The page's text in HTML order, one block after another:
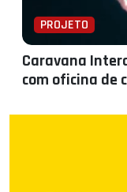
PROJETO
Caravana
com oficina de